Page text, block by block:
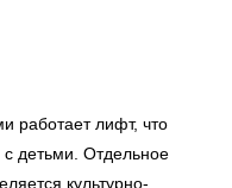
работает лифт, что
детьми. Отдельное
культурно-